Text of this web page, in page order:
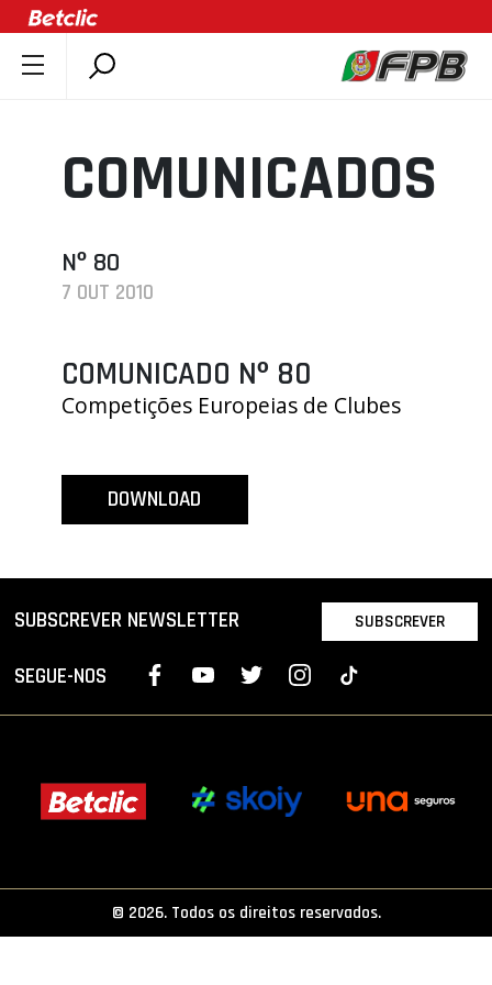
DOCUMENTOS
ÚLTIMAS
ASSOCIAÇÕES
CLUBES
AGENDA
SELEÇÕES
ÁREA TÉCNICA
PROJETOS
LIGA BETCLIC FEMININA
COMUNICADOS
Nº 80
7 OUT 2010
COMUNICADO Nº 80
Competições Europeias de Clubes
DOWNLOAD
SUBSCREVER NEWSLETTER SUBSCREVER
SEGUE-NOS
© 2026. Todos os direitos reservados.